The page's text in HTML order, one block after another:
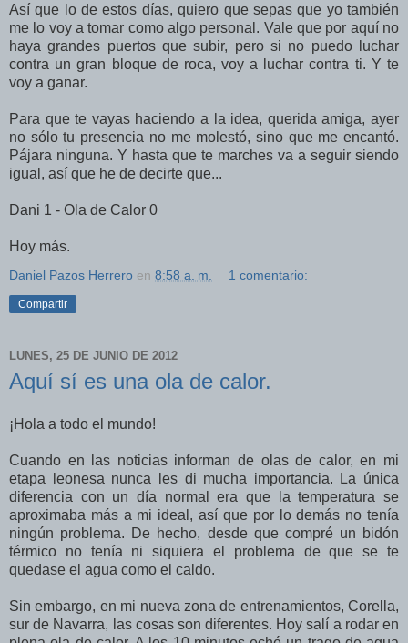
Así que lo de estos días, quiero que sepas que yo también
me lo voy a tomar como algo personal. Vale que por aquí no
haya grandes puertos que subir, pero si no puedo luchar
contra un gran bloque de roca, voy a luchar contra ti. Y te
voy a ganar.
Para que te vayas haciendo a la idea, querida amiga, ayer
no sólo tu presencia no me molestó, sino que me encantó.
Pájara ninguna. Y hasta que te marches va a seguir siendo
igual, así que he de decirte que...
Dani 1 - Ola de Calor 0
Hoy más.
Daniel Pazos Herrero en 8:58 a. m. 1 comentario:
Compartir
LUNES, 25 DE JUNIO DE 2012
Aquí sí es una ola de calor.
¡Hola a todo el mundo!
Cuando en las noticias informan de olas de calor, en mi
etapa leonesa nunca les di mucha importancia. La única
diferencia con un día normal era que la temperatura se
aproximaba más a mi ideal, así que por lo demás no tenía
ningún problema. De hecho, desde que compré un bidón
térmico no tenía ni siquiera el problema de que se te
quedase el agua como el caldo.
Sin embargo, en mi nueva zona de entrenamientos, Corella,
sur de Navarra, las cosas son diferentes. Hoy salí a rodar en